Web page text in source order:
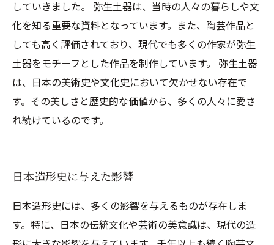
していきました。 弥生土器は、当時の人々の暮らしや文
化を知る重要な資料となっています。また、陶芸作品と
しても高く評価されており、現代でも多くの作家が弥生
土器をモチーフとした作品を制作しています。 弥生土器
は、日本の美術史や文化史において欠かせない存在で
す。その美しさと歴史的な価値から、多くの人々に愛さ
れ続けているのです。
日本造形史に与えた影響
日本造形史には、多くの影響を与えるものが存在しま
す。特に、日本の伝統文化や芸術の美意識は、現代の造